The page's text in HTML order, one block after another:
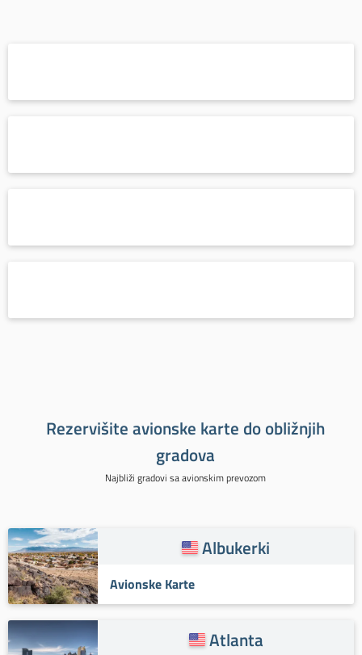
Rezervišite avionske karte do obližnjih
gradova
Najbliži gradovi sa avionskim prevozom
Albukerki
Avionske Karte
Atlanta